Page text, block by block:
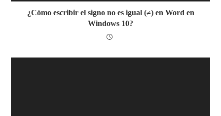
¿Cómo escribir el signo no es igual (≠) en Word en
Windows 10?